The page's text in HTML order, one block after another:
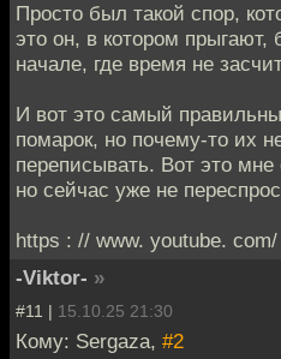
Просто был такой спор,
это он, в котором прыгают,
начале, где время не
И вот это самый
помарок, но почему-то их
переписывать. Вот это
но сейчас уже не
https : // www. youtube.
-Viktor- »
#11 | 15.10.25 21:30
Кому: Sergaza, #2